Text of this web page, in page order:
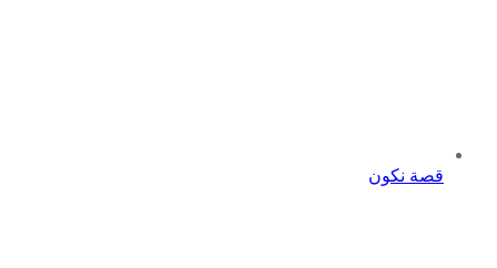
قصة نكون